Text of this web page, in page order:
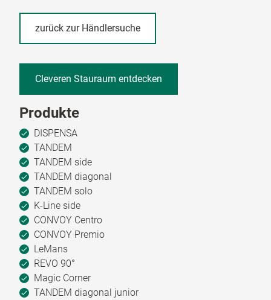
zurück zur Händlersuche
Cleveren Stauraum entdecken
Produkte
DISPENSA
TANDEM
TANDEM side
TANDEM diagonal
TANDEM solo
K-Line side
CONVOY Centro
CONVOY Premio
LeMans
REVO 90°
Magic Corner
TANDEM diagonal junior